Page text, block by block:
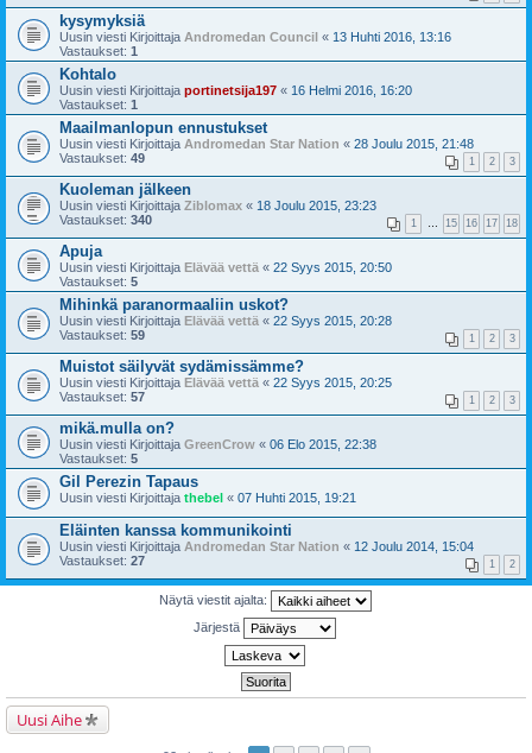
kysymyksiä
Uusin viesti Kirjoittaja Andromedan Council « 13 Huhti 2016, 13:16
Vastaukset: 1
Kohtalo
Uusin viesti Kirjoittaja portinetsija197 « 16 Helmi 2016, 16:20
Vastaukset: 1
Maailmanlopun ennustukset
Uusin viesti Kirjoittaja Andromedan Star Nation « 28 Joulu 2015, 21:48
Vastaukset: 49 1 2 3
Kuoleman jälkeen
Uusin viesti Kirjoittaja Ziblomax « 18 Joulu 2015, 23:23
Vastaukset: 340 1 … 15 16 17 18
Apuja
Uusin viesti Kirjoittaja Elävää vettä « 22 Syys 2015, 20:50
Vastaukset: 5
Mihinkä paranormaaliin uskot?
Uusin viesti Kirjoittaja Elävää vettä « 22 Syys 2015, 20:28
Vastaukset: 59 1 2 3
Muistot säilyvät sydämissämme?
Uusin viesti Kirjoittaja Elävää vettä « 22 Syys 2015, 20:25
Vastaukset: 57 1 2 3
mikä.mulla on?
Uusin viesti Kirjoittaja GreenCrow « 06 Elo 2015, 22:38
Vastaukset: 5
Gil Perezin Tapaus
Uusin viesti Kirjoittaja thebel « 07 Huhti 2015, 19:21
Eläinten kanssa kommunikointi
Uusin viesti Kirjoittaja Andromedan Star Nation « 12 Joulu 2014, 15:04
Vastaukset: 27 1 2
Näytä viestit ajalta:
Järjestä
Uusi Aihe